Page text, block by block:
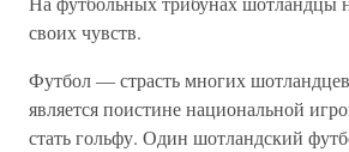
своих чувств.
Футбол — страсть многих
является поистине национальной
стать гольфу. Один шотландский